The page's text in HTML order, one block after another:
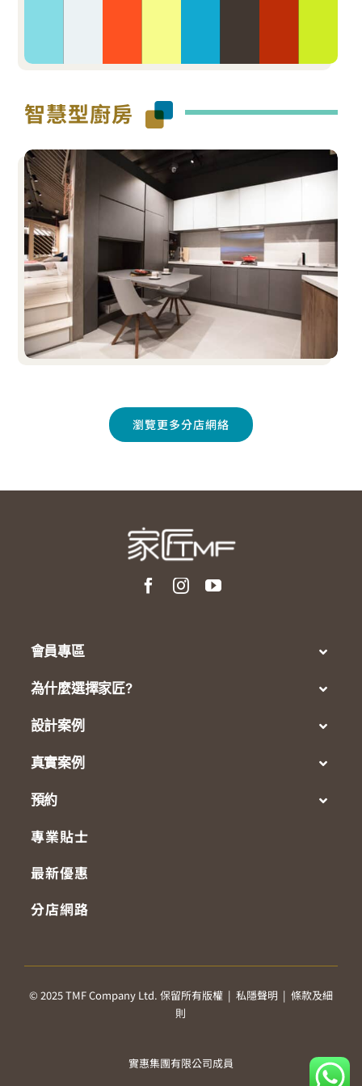
智慧型廚房
瀏覽更多分店網絡
會員專區
為什麼選擇家匠?
設計案例
真實案例
預約
專業貼士
最新優惠
分店網路
© 2025 TMF Company Ltd. 保留所有版權 |私隱聲明 |條款及細
則
實惠集團有限公司成員